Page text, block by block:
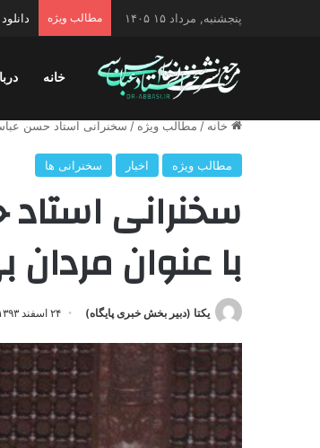
پنجشنبه, مرداد ۱۵ ۱۴۰۵ مطالب ویژه
خانه
خانه / مطالب ویژه / سخنرانی استاد حسن
مطالب ویژه اخبار سخنرانی ها
سخنرانی
با عنوان مردان
یکتا (دبیر بخش خبری پایگاه) ۲۴ اسفند ۱۳۹۳